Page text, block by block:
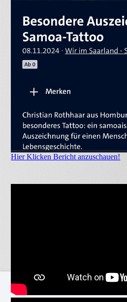
Hier Klicken Bericht anzuschauen!